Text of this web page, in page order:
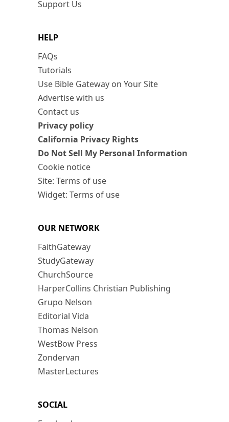
Support Us
HELP
FAQs
Tutorials
Use Bible Gateway on Your Site
Advertise with us
Contact us
Privacy policy
California Privacy Rights
Do Not Sell My Personal Information
Cookie notice
Site: Terms of use
Widget: Terms of use
OUR NETWORK
FaithGateway
StudyGateway
ChurchSource
HarperCollins Christian Publishing
Grupo Nelson
Editorial Vida
Thomas Nelson
WestBow Press
Zondervan
MasterLectures
SOCIAL